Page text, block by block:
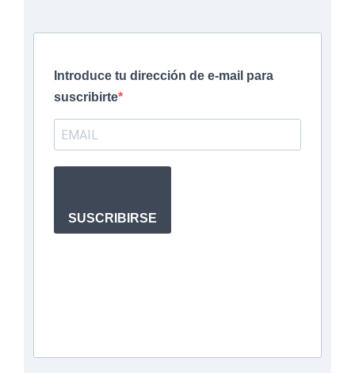
Introduce tu dirección de e-mail para
suscribirte
SUSCRIBIRSE